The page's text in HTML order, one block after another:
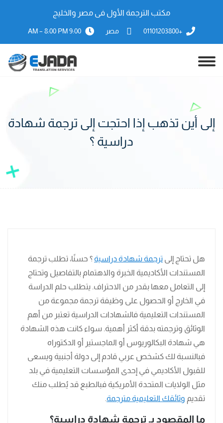
مكتب الترجمة الأول فى مصر والخليج
+01101203800 مصر 9:00 AM – 8:00 PM
إلى أين تذهب إذا احتجت إلى ترجمة شهادة
دراسية ؟
هل تحتاج إلى ترجمة شهادة دراسية ؟ حسنًا، تطلب ترجمة
المستندات الأكاديمية الخبرة والاهتمام بالتفاصيل وتحتاج
إلى التعامل معها بقدر من الاحتراف. يتطلب حلم الدراسة
في الخارج أو الحصول على وظيفة ترجمة مجموعة من
المستندات التعليمية فالشهادات الدراسية تعتبر من أهم
الوثائق وترجمته بدقة أكثر أهمية. سواء كانت هذه الشهادة
هي شهادة البكالوريوس أو الماجستير أو الدكتوراه
فبالنسبة لك كشخص عربي قادم إلى دولة أجنبية ويسعى
للقبول الأكاديمي في إحدى المؤسسات التعليمية في بلد
مثل الولايات المتحدة الأمريكية فبالطبع قد يُطلب منك
تقديم وثائقك التعليمية مترجمة.
ما المقصود بـ ترجمة شهادة دراسية؟